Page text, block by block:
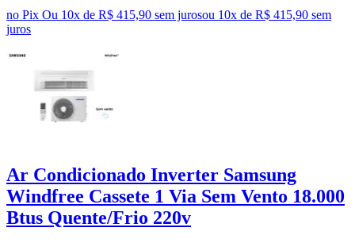
no Pix Ou 10x de R$ 415,90 sem jurosou 10x de R$ 415,90 sem
juros
Ar Condicionado Inverter Samsung
Windfree Cassete 1 Via Sem Vento 18.000
Btus Quente/Frio 220v